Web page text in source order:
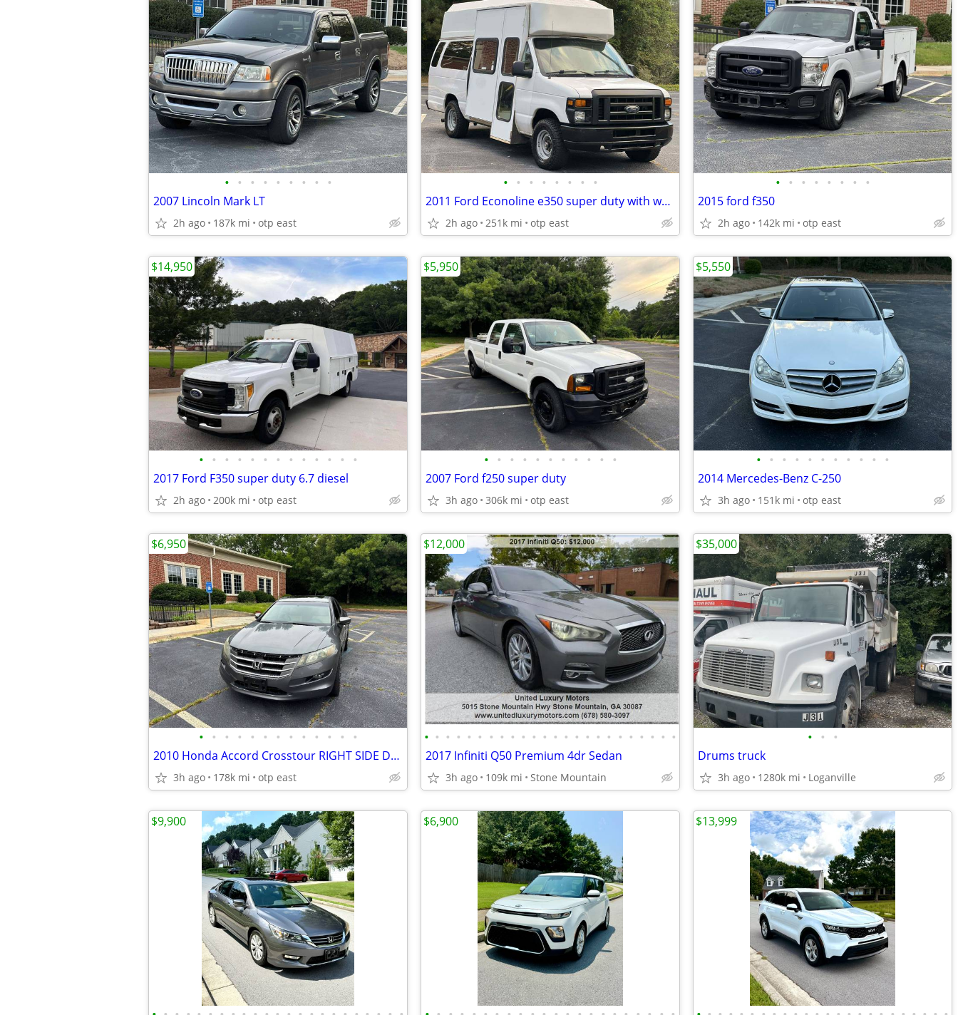
• • • • • • • • •
2007 Lincoln Mark LT
2h ago 187k mi otp east
• • • • • • • •
2011 Ford Econoline e350 super duty with wheelchair lift
2h ago 251k mi otp east
• • • • • • • •
2015 ford f350
2h ago 142k mi otp east
• • • • • • • • • • • • •
2017 Ford F350 super duty 6.7 diesel
2h ago 200k mi otp east
$14,950
• • • • • • • • • • •
2007 Ford f250 super duty
3h ago 306k mi otp east
$5,950
• • • • • • • • • • •
2014 Mercedes-Benz C-250
3h ago 151k mi otp east
$5,550
• • • • • • • • • • • • •
2010 Honda Accord Crosstour RIGHT SIDE DRIVE
3h ago 178k mi otp east
$6,950
• • • • • • • • • • • • • • • • • • • • • • • •
2017 Infiniti Q50 Premium 4dr Sedan
3h ago 109k mi Stone Mountain
$12,000
• • •
Drums truck
3h ago 1280k mi Loganville
$35,000
$9,900 $6,900 $13,999